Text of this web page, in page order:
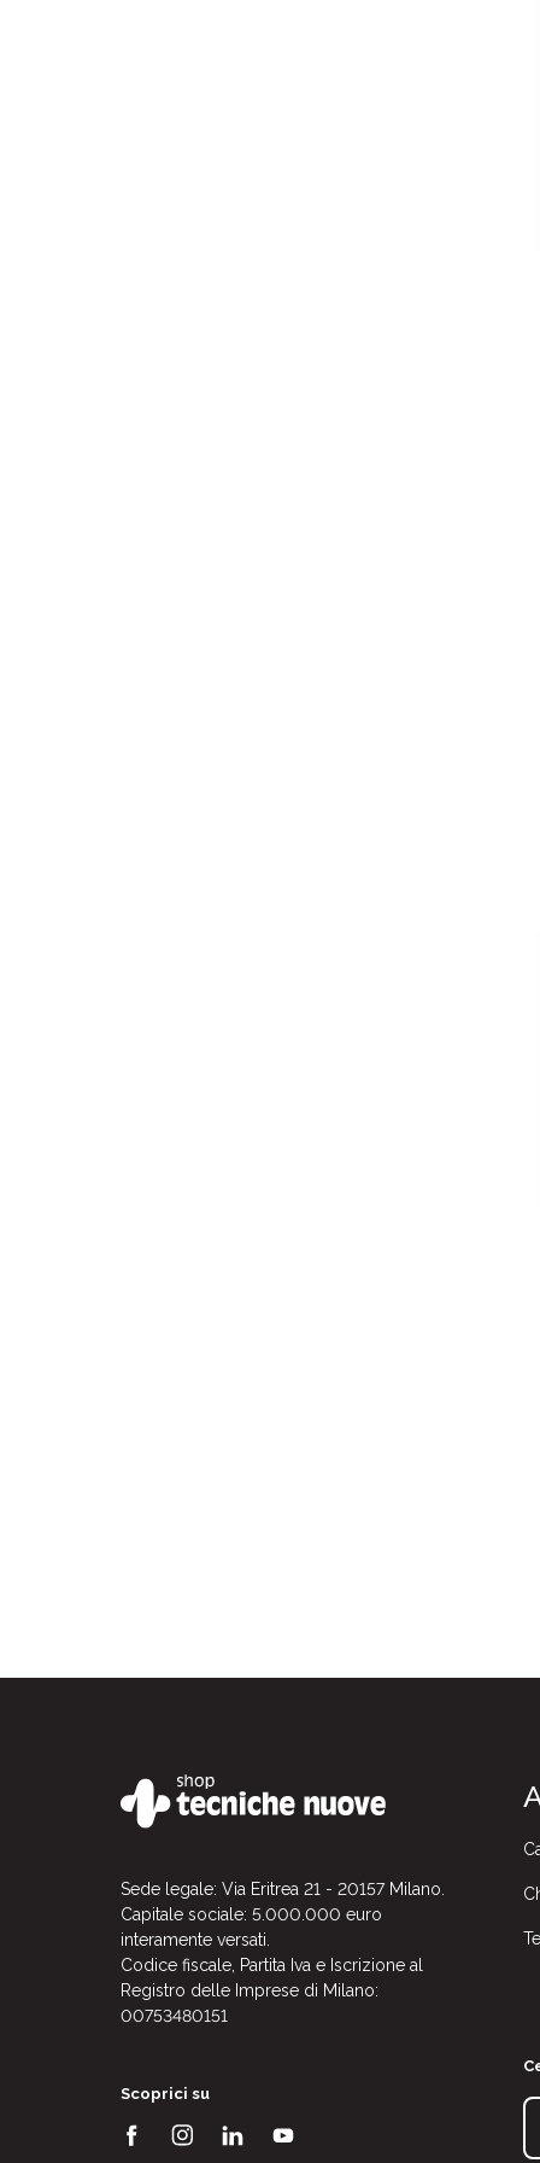
Sede legale: Via Eritrea 21 - 20157 Milano.
Capitale sociale: 5.000.000 euro
interamente versati.
Codice fiscale, Partita Iva e Iscrizione al
Registro delle Imprese di Milano:
00753480151
Scoprici su